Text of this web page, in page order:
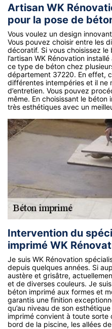
Artisan WK
pour la pose de
Vous voulez un design
Vous pouvez choisir entre les
décoratif. Si vous choisissez
l’artisan WK Rénovation
ce type de béton chez
département 37220. En effet,
différentes intempéries et il ne
d’entretien. Vous pouvez
même. En choisissant le béton
très esthétiques avec un
Intervention du
imprimé WK
Je suis WK Rénovation
depuis quelques années. Si
austère et grisâtre,
et de diverses couleurs. Je
béton imprimé aux formes et
garantis une finition
qu’au niveau de son
imprimé convient à toute
bord de la piscine, les allées